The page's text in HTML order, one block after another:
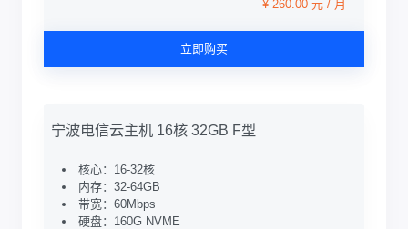
¥ 260.00 元 / 月
立即购买
宁波电信云主机 16核 32GB F型
核心：16-32核
内存：32-64GB
带宽：60Mbps
硬盘：160G NVME